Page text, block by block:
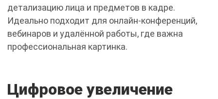
детализацию лица и предметов в кадре.
Идеально подходит для онлайн-конференций,
вебинаров и удалённой работы, где важна
профессиональная картинка.
Цифровое увеличение